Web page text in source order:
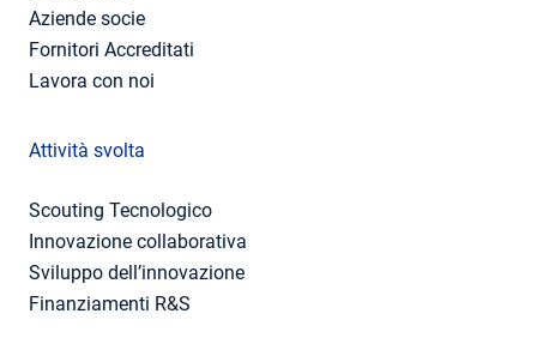
Aziende socie
Fornitori Accreditati
Lavora con noi
Attività svolta
Scouting Tecnologico
Innovazione collaborativa
Sviluppo dell’innovazione
Finanziamenti R&S